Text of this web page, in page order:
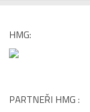
HMG:
PARTNEŘI HMG :